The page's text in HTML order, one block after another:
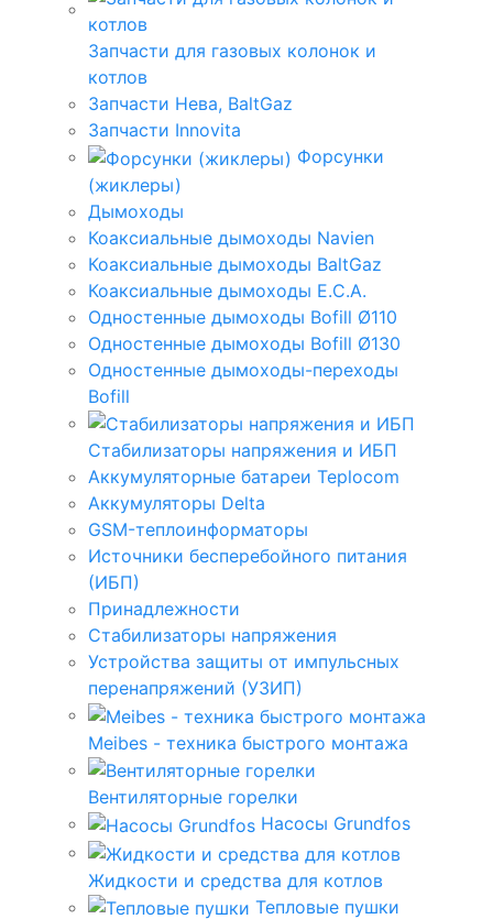
Запчасти для газовых колонок и
котлов
Запчасти Нева, BaltGaz
Запчасти Innovita
Форсунки
(жиклеры)
Дымоходы
Коаксиальные дымоходы Navien
Коаксиальные дымоходы BaltGaz
Коаксиальные дымоходы E.C.A.
Одностенные дымоходы Bofill Ø110
Одностенные дымоходы Bofill Ø130
Одностенные дымоходы-переходы
Bofill
Стабилизаторы напряжения и ИБП
Аккумуляторные батареи Teplocom
Аккумуляторы Delta
GSM-теплоинформаторы
Источники бесперебойного питания
(ИБП)
Принадлежности
Стабилизаторы напряжения
Устройства защиты от импульсных
перенапряжений (УЗИП)
Meibes - техника быстрого монтажа
Вентиляторные горелки
Насосы Grundfos
Жидкости и средства для котлов
Тепловые пушки